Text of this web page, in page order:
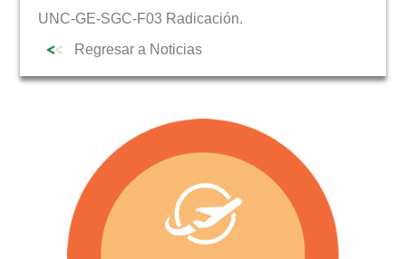
UNC-GE-SGC-F03 Radicación.
Regresar a Noticias